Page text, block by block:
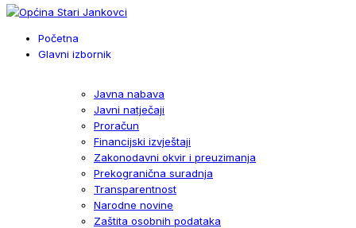
Početna
Glavni izbornik
Javna nabava
Javni natječaji
Proračun
Financijski izvještaji
Zakonodavni okvir i preuzimanja
Prekogranična suradnja
Transparentnost
Narodne novine
Zaštita osobnih podataka